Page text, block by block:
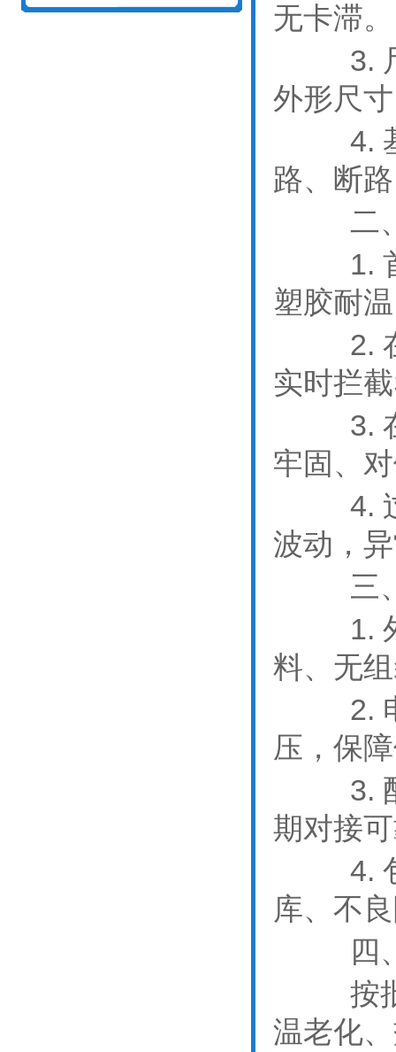
无卡滞。
3. 尺
外形尺
4. 基
路、断
二
1.
塑胶耐
2. 在
实时拦
3. 在
牢固、
4. 过
波动，
三
1.
料、无
2. 电
压，保
3. 配
期对接
4. 包
库、不
四
按
温老化